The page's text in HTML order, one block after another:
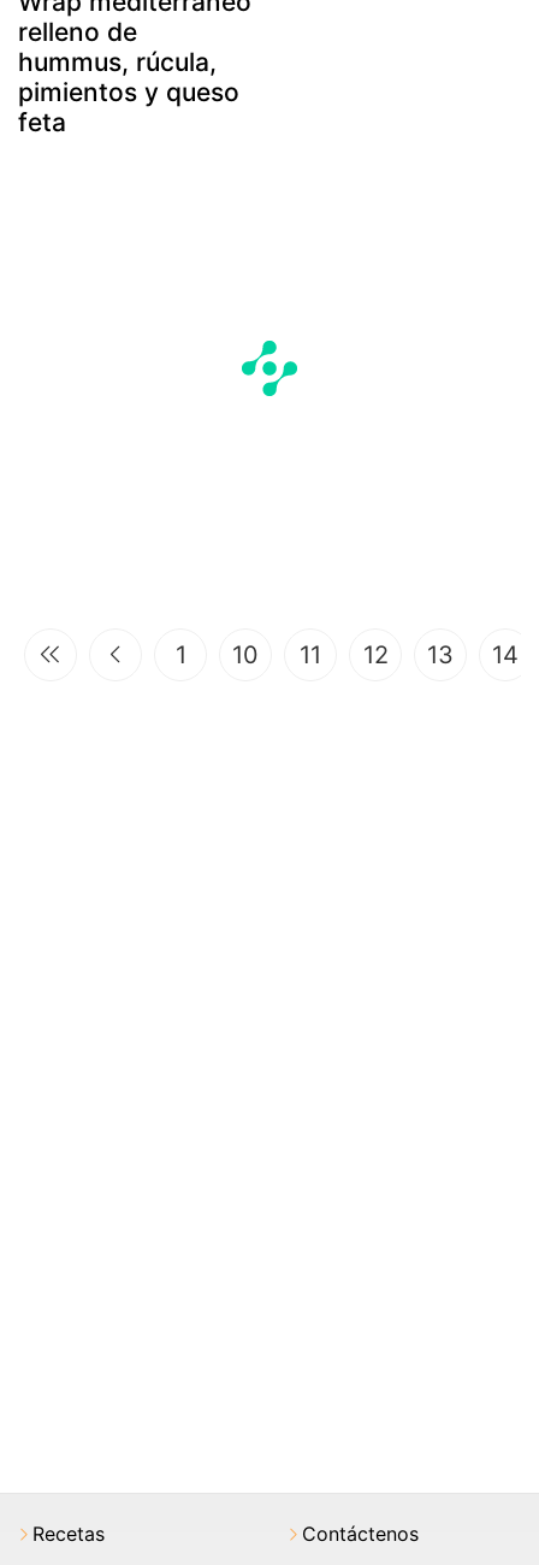
relleno de
hummus, rúcula,
pimientos y queso
feta
1 10 11 12 13 14
Recetas
Contáctenos